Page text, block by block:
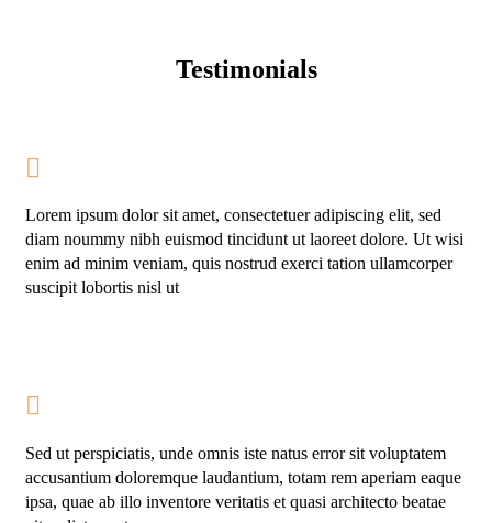
Testimonials
Lorem ipsum dolor sit amet, consectetuer adipiscing elit, sed
diam noummy nibh euismod tincidunt ut laoreet dolore. Ut wisi
enim ad minim veniam, quis nostrud exerci tation ullamcorper
suscipit lobortis nisl ut
Sed ut perspiciatis, unde omnis iste natus error sit voluptatem
accusantium doloremque laudantium, totam rem aperiam eaque
ipsa, quae ab illo inventore veritatis et quasi architecto beatae